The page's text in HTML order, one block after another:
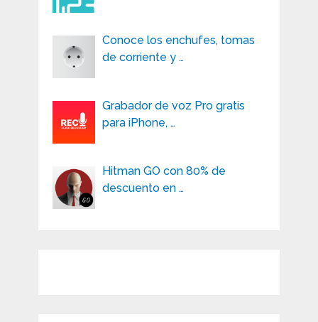
Conoce los enchufes, tomas
de corriente y …
Grabador de voz Pro gratis
para iPhone, …
Hitman GO con 80% de
descuento en …